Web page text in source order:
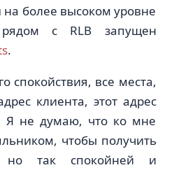
на более высоком уровне
с RLB запущен
.
спокойствия, все места,
клиента, этот адрес
Я не думаю, что ко мне
чтобы получить
но так спокойней и